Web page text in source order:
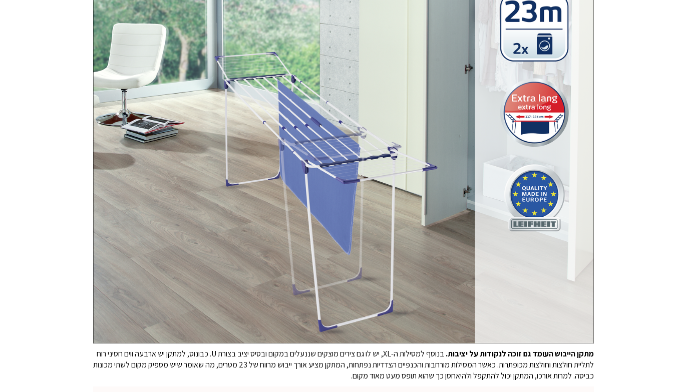
מתקן הייבוש העומד גם זוכה לנקודות על יציבות.
בנוסף למסילות ה-XL, יש לו גם צירים מוצקים שננעלים במקום ובסיס יציב בצורת U. כבונוס, למתקן יש ארבעה ווים חסיני רוח
לתליית חולצות וחולצות מכופתרות. כאשר המסילות מורחבות והכנפיים הצדדיות נפתחות, המתקן מציע אורך ייבוש מרווח של 23 מטרים, מה שאומר שיש מספיק מקום לשתי מכונות
כביסה. למרות אורכו, המתקן יכול להתקפל ולהיאחסן כך שהוא תופס מעט מאוד מקום.